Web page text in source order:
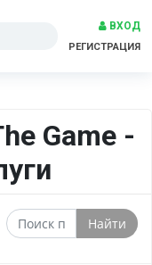
ВХОД
РЕГИСТРАЦИЯ
Game -
Найти